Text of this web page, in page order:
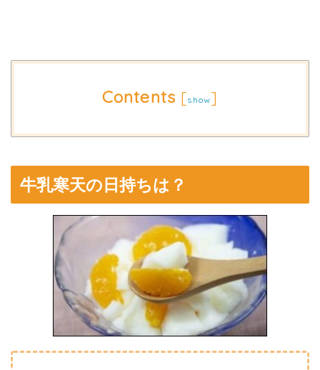
Contents [show]
牛乳寒天の日持ちは？